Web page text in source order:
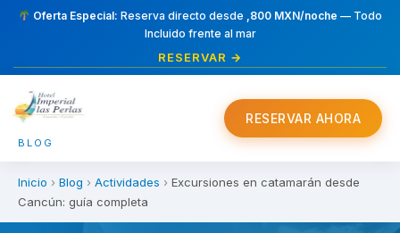
Oferta Especial: Reserva directo desde ,800 MXN/noche — Todo
Incluido frente al mar
RESERVAR →
BLOG
RESERVAR AHORA
Inicio › Blog › Actividades › Excursiones en catamarán desde
Cancún: guía completa